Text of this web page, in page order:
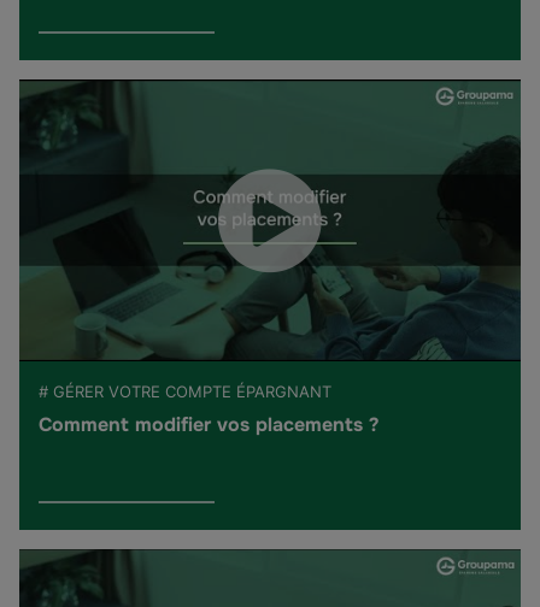
# GÉRER VOTRE COMPTE ÉPARGNANT
Comment modifier vos placements ?